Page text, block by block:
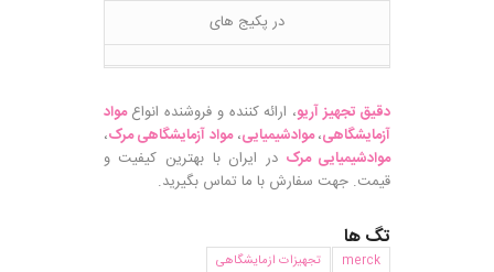
در پکیج های
دقیق تجهیز آریو، ارائه کننده و فروشنده انواعمواد
آزمایشگاهی،موادشیمیایی،مواد آزمایشگاهی مرک،
موادشیمیایی مرک در ایران با بهترین کیفیت و
قیمت. جهت سفارش با ما تماس بگیرید.
تگ ها
merck
تجهیزات ازمایشگاهی